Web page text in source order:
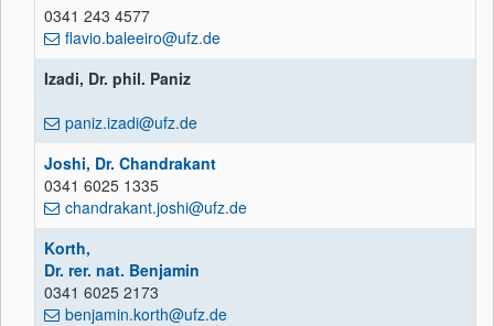
0341 243 4577
flavio.baleeiro@ufz.de
Izadi, Dr. phil. Paniz
paniz.izadi@ufz.de
Joshi, Dr. Chandrakant
0341 6025 1335
chandrakant.joshi@ufz.de
Korth,
Dr. rer. nat. Benjamin
0341 6025 2173
benjamin.korth@ufz.de